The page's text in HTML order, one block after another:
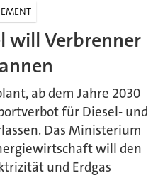
will Verbrenner
ab dem Jahre 2030
für Diesel- und
Das Ministerium
will den
und Erdgas